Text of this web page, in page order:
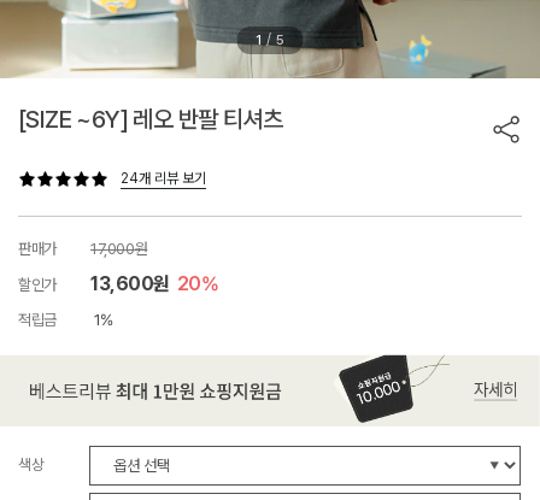
1 / 5
[SIZE ~6Y] 레오 반팔 티셔츠
24개 리뷰 보기
판매가
17,000원
할인가
13,600원 20%
적립금 1%
색상